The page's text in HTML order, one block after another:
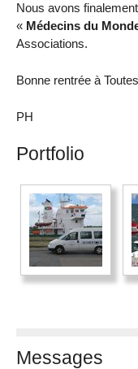
Nous avons
« Médecins du
Associations.
Bonne rentrée à
PH
Portfolio
Messages